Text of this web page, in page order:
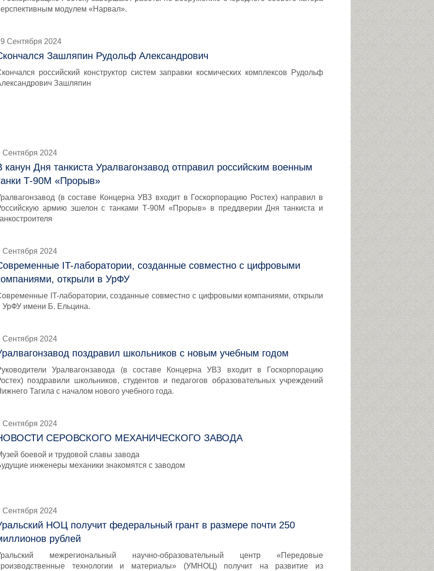
модулем «Нарвал».
Сентября 2024
Зашляпин Рудольф Александрович
российский конструктор систем заправки космических комплексов Рудольф
Зашляпин
Сентября 2024
канун Дня танкиста Уралвагонзавод отправил российским военным
Т-90М «Прорыв»
(в составе Концерна УВЗ входит в Госкорпорацию Ростех) направил в
армию эшелон с танками Т-90М «Прорыв» в преддверии Дня танкиста и
Сентября 2024
IT-лаборатории, созданные совместно с цифровыми
открыли в УрФУ
IT-лаборатории, созданные совместно с цифровыми компаниями, открыли
УрФУ имени Б. Ельцина.
Сентября 2024
поздравил школьников с новым учебным годом
Уралвагонзавода (в составе Концерна УВЗ входит в Госкорпорацию
поздравили школьников, студентов и педагогов образовательных учреждений
Тагила с началом нового учебного года.
Сентября 2024
СЕРОВСКОГО МЕХАНИЧЕСКОГО ЗАВОДА
боевой и трудовой славы завода
инженеры механики знакомятся с заводом
Сентября 2024
НОЦ получит федеральный грант в размере почти 250
рублей
межрегиональный научно-образовательный центр «Передовые
технологии и материалы» (УМНОЦ) получит на развитие из